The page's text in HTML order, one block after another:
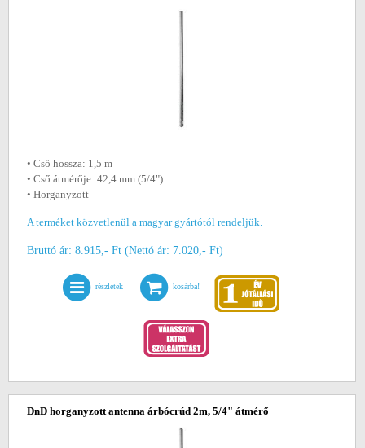
• Cső hossza: 1,5 m
• Cső átmérője: 42,4 mm (5/4")
• Horganyzott
A terméket közvetlenül a magyar gyártótól rendeljük.
Bruttó ár: 8.915,- Ft (Nettó ár: 7.020,- Ft)
részletek kosárba!
DnD horganyzott antenna árbócrúd 2m, 5/4" átmérő